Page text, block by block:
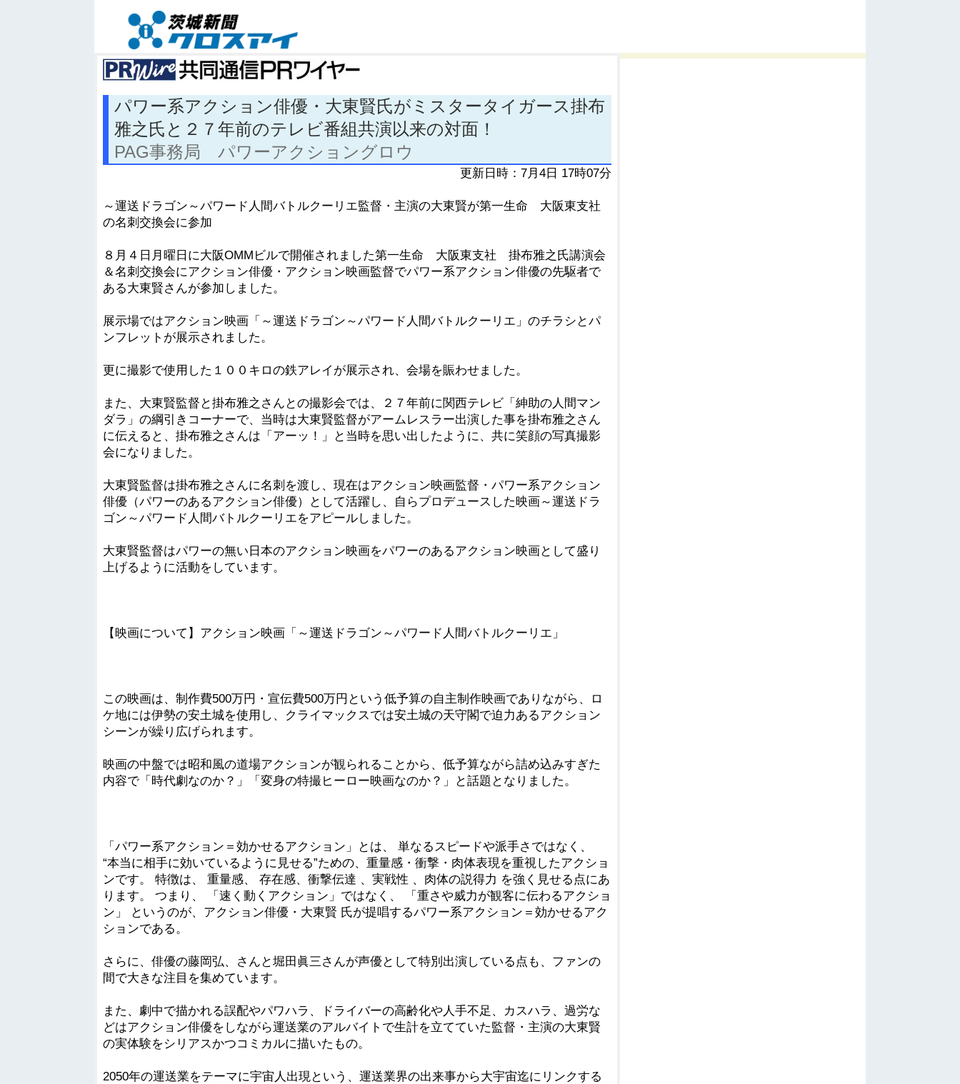
パワー系アクション俳優・大東賢氏がミスタータイガース掛布
雅之氏と２７年前のテレビ番組共演以来の対面！
PAG事務局 パワーアクショングロウ
更新日時：7月4日 17時07分
～運送ドラゴン～パワード人間バトルクーリエ監督・主演の大東賢が第一生命 大阪東支社
の名刺交換会に参加
８月４日月曜日に大阪OMMビルで開催されました第一生命 大阪東支社 掛布雅之氏講演会
＆名刺交換会にアクション俳優・アクション映画監督でパワー系アクション俳優の先駆者で
ある大東賢さんが参加しました。
展示場ではアクション映画「～運送ドラゴン～パワード人間バトルクーリエ」のチラシとパ
ンフレットが展示されました。
更に撮影で使用した１００キロの鉄アレイが展示され、会場を賑わせました。
また、大東賢監督と掛布雅之さんとの撮影会では、２７年前に関西テレビ「紳助の人間マン
ダラ」の綱引きコーナーで、当時は大東賢監督がアームレスラー出演した事を掛布雅之さん
に伝えると、掛布雅之さんは「アーッ！」と当時を思い出したように、共に笑顔の写真撮影
会になりました。
大東賢監督は掛布雅之さんに名刺を渡し、現在はアクション映画監督・パワー系アクション
俳優（パワーのあるアクション俳優）として活躍し、自らプロデュースした映画～運送ドラ
ゴン～パワード人間バトルクーリエをアピールしました。
大東賢監督はパワーの無い日本のアクション映画をパワーのあるアクション映画として盛り
上げるように活動をしています。
【映画について】アクション映画「～運送ドラゴン～パワード人間バトルクーリエ」
この映画は、制作費500万円・宣伝費500万円という低予算の自主制作映画でありながら、ロ
ケ地には伊勢の安土城を使用し、クライマックスでは安土城の天守閣で迫力あるアクション
シーンが繰り広げられます。
映画の中盤では昭和風の道場アクションが観られることから、低予算ながら詰め込みすぎた
内容で「時代劇なのか？」「変身の特撮ヒーロー映画なのか？」と話題となりました。
「パワー系アクション＝効かせるアクション」とは、 単なるスピードや派手さではなく、
“本当に相手に効いているように見せる”ための、重量感・衝撃・肉体表現を重視したアクショ
ンです。 特徴は、 重量感、 存在感、衝撃伝達 、実戦性 、肉体の説得力 を強く見せる点にあ
ります。 つまり、 「速く動くアクション」ではなく、 「重さや威力が観客に伝わるアクショ
ン」 というのが、アクション俳優・大東賢 氏が提唱するパワー系アクション＝効かせるアク
ションである。
さらに、俳優の藤岡弘、さんと堀田眞三さんが声優として特別出演している点も、ファンの
間で大きな注目を集めています。
また、劇中で描かれる誤配やパワハラ、ドライバーの高齢化や人手不足、カスハラ、過労な
どはアクション俳優をしながら運送業のアルバイトで生計を立てていた監督・主演の大東賢
の実体験をシリアスかつコミカルに描いたもの。
2050年の運送業をテーマに宇宙人出現という、運送業界の出来事から大宇宙迄にリンクする